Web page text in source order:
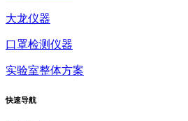
大龙仪器
口罩检测仪器
实验室整体方案
快速导航